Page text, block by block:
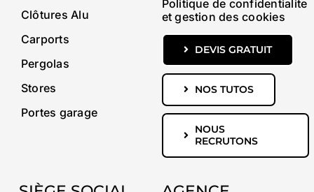
Clôtures Alu
Carports
Pergolas
Stores
Portes garage
Politique de confidentialite
et gestion des cookies
DEVIS GRATUIT
NOS TUTOS
NOUS
RECRUTONS